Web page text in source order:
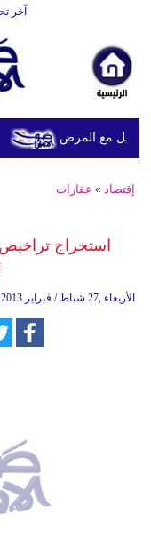
آخر تحديث
مع المرض
إقتصاد » عقارات
استخراج
14:56 2013 الأربعاء ,27 شباط / فبراير